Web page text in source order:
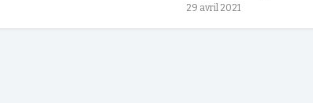
29 avril 2021